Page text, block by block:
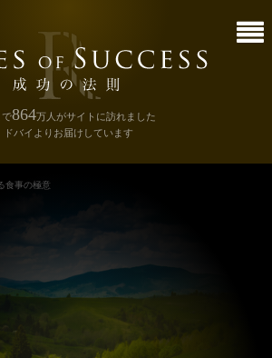
で864万人 がサイトに訪れました
ドバイよりお届けしています
食事の極意